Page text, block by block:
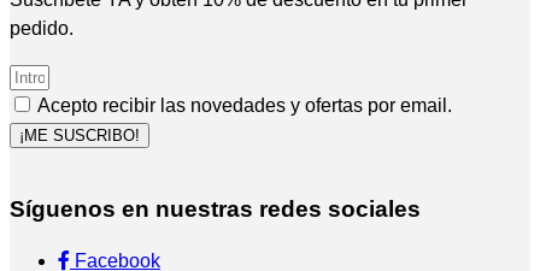
pedido.
Acepto recibir las novedades y ofertas por email.
¡ME SUSCRIBO!
Síguenos en nuestras redes sociales
Facebook